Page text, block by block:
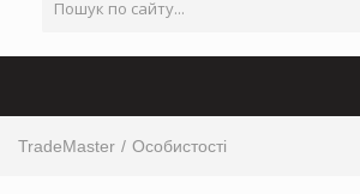
TradeMaster Особистості